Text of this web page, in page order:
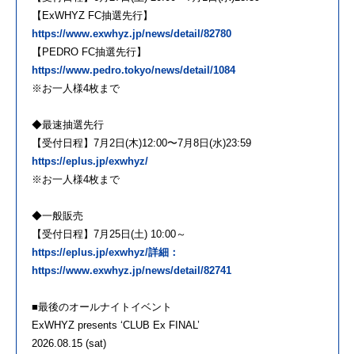
【ExWHYZ FC抽選先行】
https://www.exwhyz.jp/news/detail/82780
【PEDRO FC抽選先行】
https://www.pedro.tokyo/news/detail/1084
※お一人様4枚まで
◆最速抽選先行
【受付日程】7月2日(木)12:00〜7月8日(水)23:59
https://eplus.jp/exwhyz/
※お一人様4枚まで
◆一般販売
【受付日程】7月25日(土) 10:00～
https://eplus.jp/exwhyz/詳細：
https://www.exwhyz.jp/news/detail/82741
■最後のオールナイトイベント
ExWHYZ presents ‘CLUB Ex FINAL’
2026.08.15 (sat)